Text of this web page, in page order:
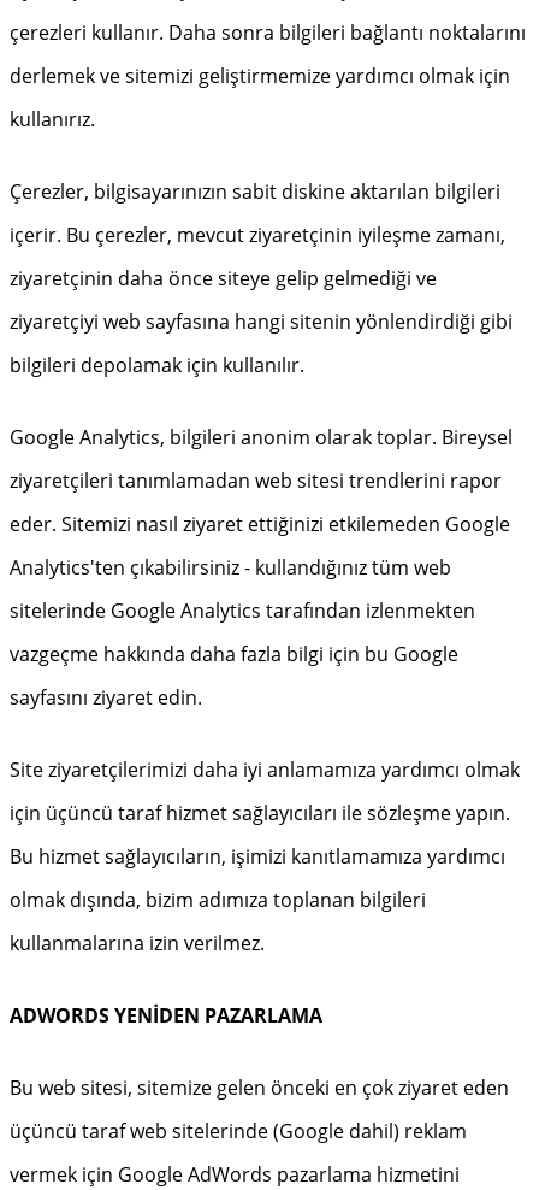
çerezleri kullanır. Daha sonra bilgileri bağlantı noktalarını
derlemek ve sitemizi geliştirmemize yardımcı olmak için
kullanırız.
Çerezler, bilgisayarınızın sabit diskine aktarılan bilgileri
içerir. Bu çerezler, mevcut ziyaretçinin iyileşme zamanı,
ziyaretçinin daha önce siteye gelip gelmediği ve
ziyaretçiyi web sayfasına hangi sitenin yönlendirdiği gibi
bilgileri depolamak için kullanılır.
Google Analytics, bilgileri anonim olarak toplar. Bireysel
ziyaretçileri tanımlamadan web sitesi trendlerini rapor
eder. Sitemizi nasıl ziyaret ettiğinizi etkilemeden Google
Analytics'ten çıkabilirsiniz - kullandığınız tüm web
sitelerinde Google Analytics tarafından izlenmekten
vazgeçme hakkında daha fazla bilgi için bu Google
sayfasını ziyaret edin.
Site ziyaretçilerimizi daha iyi anlamamıza yardımcı olmak
için üçüncü taraf hizmet sağlayıcıları ile sözleşme yapın.
Bu hizmet sağlayıcıların, işimizi kanıtlamamıza yardımcı
olmak dışında, bizim adımıza toplanan bilgileri
kullanmalarına izin verilmez.
ADWORDS YENİDEN PAZARLAMA
Bu web sitesi, sitemize gelen önceki en çok ziyaret eden
üçüncü taraf web sitelerinde (Google dahil) reklam
vermek için Google AdWords pazarlama hizmetini